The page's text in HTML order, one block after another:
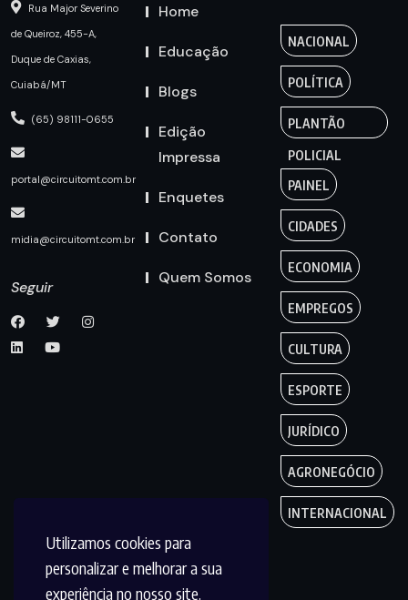
Utilizamos cookies para
personalizar e melhorar a sua
experiência no nosso site.
Rua Major Severino
de Queiroz, 455-A,
Duque de Caxias,
Cuiabá/MT
(65) 98111-0655
portal@circuitomt.com.br
midia@circuitomt.com.br
Seguir
Home
Educação
Blogs
Edição
Impressa
Enquetes
Contato
Quem Somos
NACIONAL
POLÍTICA
PLANTÃO
POLICIAL
PAINEL
CIDADES
ECONOMIA
EMPREGOS
CULTURA
ESPORTE
JURÍDICO
AGRONEGÓCIO
INTERNACIONAL